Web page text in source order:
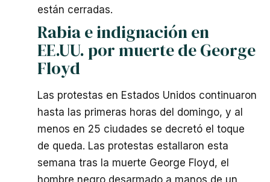
están cerradas.
Rabia e indignación en
EE.UU. por muerte de George
Floyd
Las protestas en Estados Unidos continuaron
hasta las primeras horas del domingo, y al
menos en 25 ciudades se decretó el toque
de queda. Las protestas estallaron esta
semana tras la muerte George Floyd, el
hombre negro desarmado a manos de un